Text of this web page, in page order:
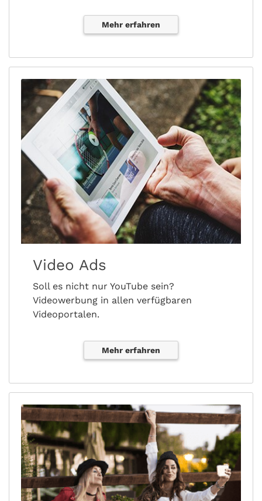
Mehr erfahren
Video Ads
Soll es nicht nur YouTube sein?
Videowerbung in allen verfügbaren
Videoportalen.
Mehr erfahren